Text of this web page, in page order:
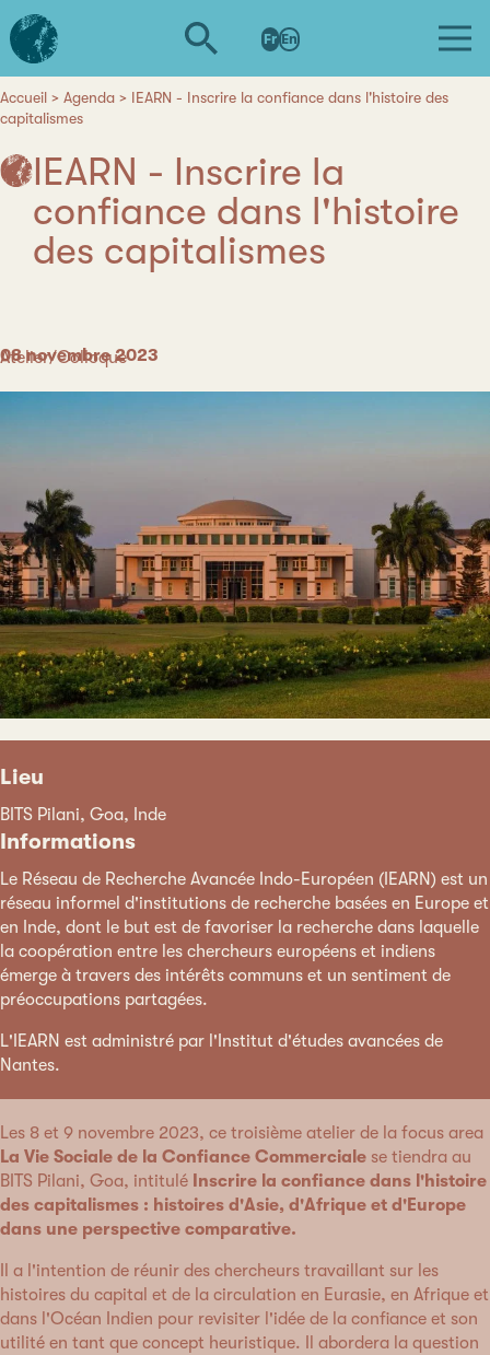
Aller
au
contenu
L'institut
d'études
avancées
de
Nantes
Fr En
Fil
d'Ariane
Accueil Agenda
IEARN - Inscrire la confiance dans l'histoire des
capitalismes
IEARN - Inscrire la
confiance dans l'histoire
des capitalismes
Date
08 novembre 2023
Catégorie
Atelier/Colloque
Lieu
BITS Pilani, Goa, Inde
Informations
Le Réseau de Recherche Avancée Indo-Européen (IEARN) est un
réseau informel d'institutions de recherche basées en Europe et
en Inde, dont le but est de favoriser la recherche dans laquelle
la coopération entre les chercheurs européens et indiens
émerge à travers des intérêts communs et un sentiment de
préoccupations partagées.
L'IEARN est administré par l'Institut d'études avancées de
Nantes.
Les 8 et 9 novembre 2023, ce troisième atelier de la focus area
La Vie Sociale de la Confiance Commerciale se tiendra au
BITS Pilani, Goa, intitulé Inscrire la confiance dans l'histoire
des capitalismes : histoires d'Asie, d'Afrique et d'Europe
dans une perspective comparative.
Il a l'intention de réunir des chercheurs travaillant sur les
histoires du capital et de la circulation en Eurasie, en Afrique et
dans l'Océan Indien pour revisiter l'idée de la confiance et son
utilité en tant que concept heuristique. Il abordera la question